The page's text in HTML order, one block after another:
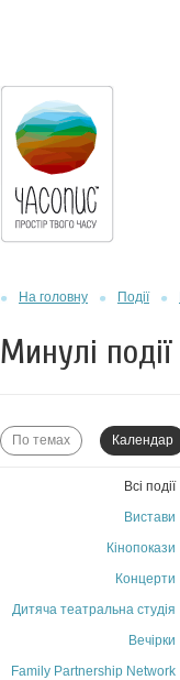
На головну Події
Минулі події
По темах Календар
Всі події
Вистави
Кінопокази
Концерти
Дитяча театральна студія
Вечірки
Family Partnership Network